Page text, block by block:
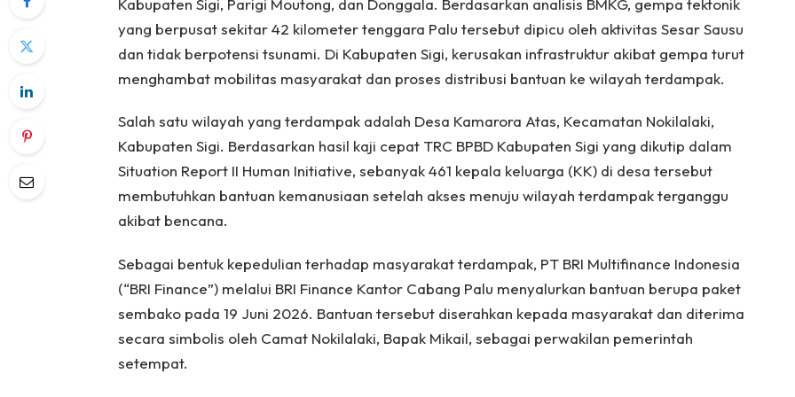
Kabupaten Sigi, Parigi Moutong, dan Donggala. Berdasarkan analisis BMKG, gempa tektonik
yang berpusat sekitar 42 kilometer tenggara Palu tersebut dipicu oleh aktivitas Sesar Sausu
dan tidak berpotensi tsunami. Di Kabupaten Sigi, kerusakan infrastruktur akibat gempa turut
menghambat mobilitas masyarakat dan proses distribusi bantuan ke wilayah terdampak.
Salah satu wilayah yang terdampak adalah Desa Kamarora Atas, Kecamatan Nokilalaki,
Kabupaten Sigi. Berdasarkan hasil kaji cepat TRC BPBD Kabupaten Sigi yang dikutip dalam
Situation Report II Human Initiative, sebanyak 461 kepala keluarga (KK) di desa tersebut
membutuhkan bantuan kemanusiaan setelah akses menuju wilayah terdampak terganggu
akibat bencana.
Sebagai bentuk kepedulian terhadap masyarakat terdampak, PT BRI Multifinance Indonesia
(“BRI Finance”) melalui BRI Finance Kantor Cabang Palu menyalurkan bantuan berupa paket
sembako pada 19 Juni 2026. Bantuan tersebut diserahkan kepada masyarakat dan diterima
secara simbolis oleh Camat Nokilalaki, Bapak Mikail, sebagai perwakilan pemerintah
setempat.